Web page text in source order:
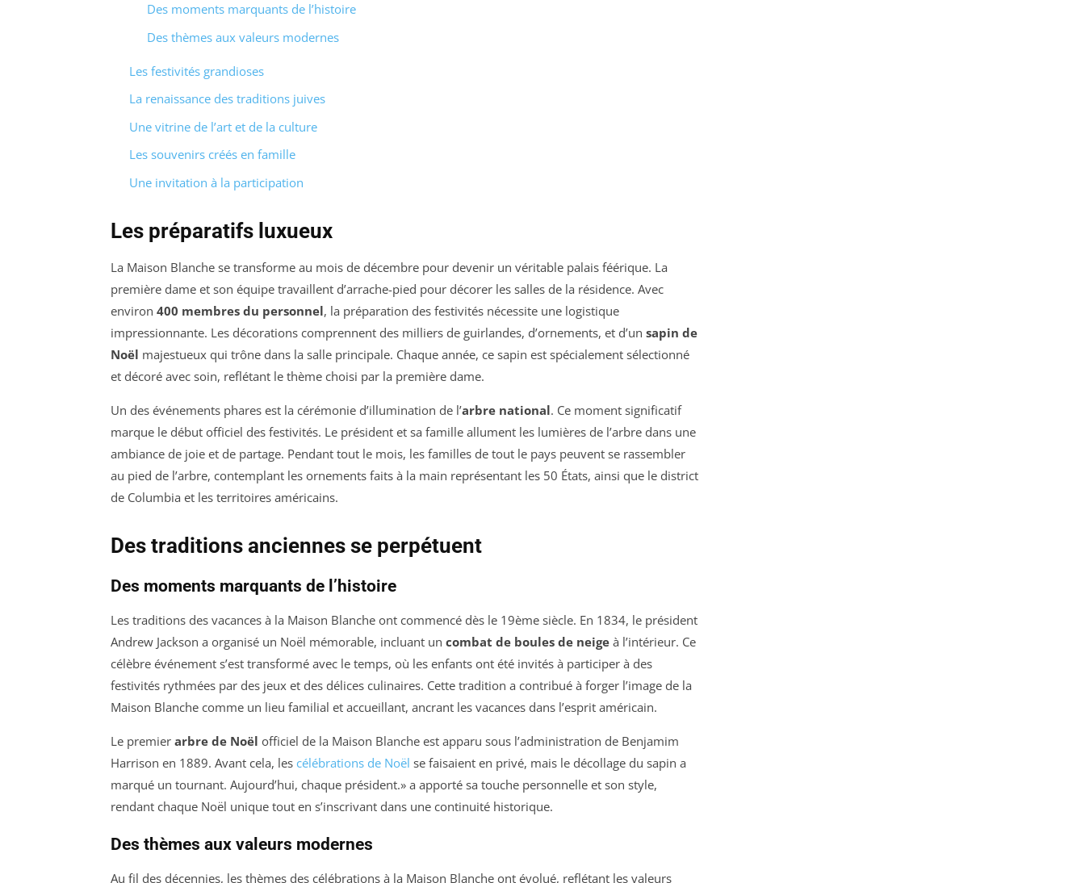
Des moments marquants de l’histoire
Des thèmes aux valeurs modernes
Les festivités grandioses
La renaissance des traditions juives
Une vitrine de l’art et de la culture
Les souvenirs créés en famille
Une invitation à la participation
Les préparatifs luxueux
La Maison Blanche se transforme au mois de décembre pour devenir un véritable palais féérique. La
première dame et son équipe travaillent d’arrache-pied pour décorer les salles de la résidence. Avec
environ 400 membres du personnel, la préparation des festivités nécessite une logistique
impressionnante. Les décorations comprennent des milliers de guirlandes, d’ornements, et d’un sapin de
Noël majestueux qui trône dans la salle principale. Chaque année, ce sapin est spécialement sélectionné
et décoré avec soin, reflétant le thème choisi par la première dame.
Un des événements phares est la cérémonie d’illumination de l’arbre national. Ce moment significatif
marque le début officiel des festivités. Le président et sa famille allument les lumières de l’arbre dans une
ambiance de joie et de partage. Pendant tout le mois, les familles de tout le pays peuvent se rassembler
au pied de l’arbre, contemplant les ornements faits à la main représentant les 50 États, ainsi que le district
de Columbia et les territoires américains.
Des traditions anciennes se perpétuent
Des moments marquants de l’histoire
Les traditions des vacances à la Maison Blanche ont commencé dès le 19ème siècle. En 1834, le président
Andrew Jackson a organisé un Noël mémorable, incluant un combat de boules de neige à l’intérieur. Ce
célèbre événement s’est transformé avec le temps, où les enfants ont été invités à participer à des
festivités rythmées par des jeux et des délices culinaires. Cette tradition a contribué à forger l’image de la
Maison Blanche comme un lieu familial et accueillant, ancrant les vacances dans l’esprit américain.
Le premier arbre de Noël officiel de la Maison Blanche est apparu sous l’administration de Benjamim
Harrison en 1889. Avant cela, les célébrations de Noël se faisaient en privé, mais le décollage du sapin a
marqué un tournant. Aujourd’hui, chaque président.» a apporté sa touche personnelle et son style,
rendant chaque Noël unique tout en s’inscrivant dans une continuité historique.
Des thèmes aux valeurs modernes
Au fil des décennies, les thèmes des célébrations à la Maison Blanche ont évolué, reflétant les valeurs